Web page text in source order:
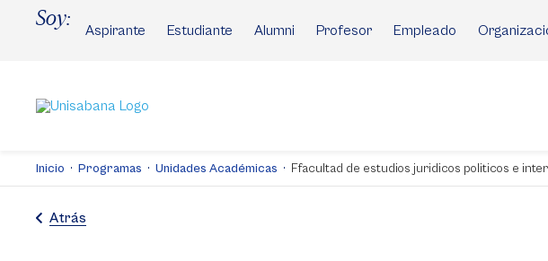
Soy:
Aspirante Estudiante Alumni Profesor Empleado
Inicio Programas Unidades Académicas Ffacultad de estudios juridicos politicos e
Atrás